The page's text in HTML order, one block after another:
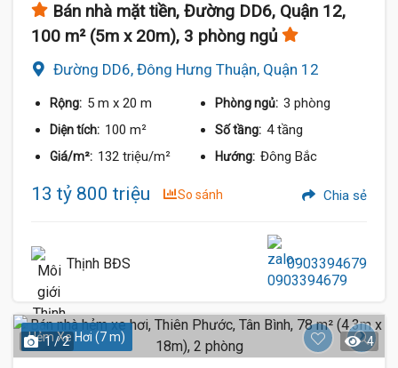
Bán nhà mặt tiền, Đường DD6, Quận 12,
100 m² (5m x 20m), 3 phòng ngủ
Đường DD6, Đông Hưng Thuận, Quận 12
Rộng: 5 m x 20 m Phòng ngủ: 3 phòng
Diện tích: 100 m² Số tầng: 4 tầng
Giá/m²: 132 triệu/m² Hướng: Đông Bắc
13 tỷ 800 triệu So sánh Chia sẻ
Thịnh BĐS 0903394679
Hẻm Xe Hơi (7 m)
1 / 2 4